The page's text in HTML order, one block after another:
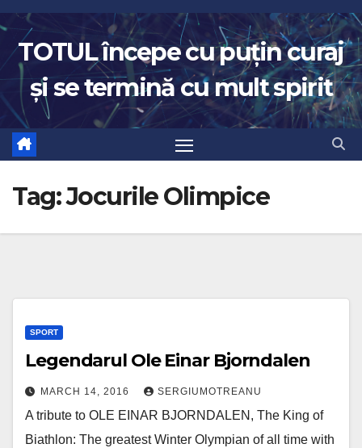
Skip
to
content
TOTUL începe cu puțin curaj
și se termină cu mult spirit
Tag:Jocurile Olimpice
SPORT
Legendarul Ole Einar Bjorndalen
MARCH 14, 2016 SERGIUMOTREANU
A tribute to OLE EINAR BJORNDALEN, The King of
Biathlon: The greatest Winter Olympian of all time with